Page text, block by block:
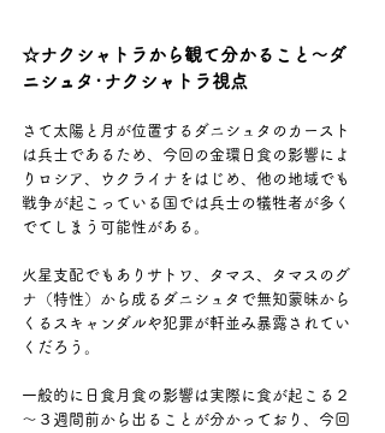
☆ナクシャトラから観て分かること～ダ
ニシュタ･ナクシャトラ視点
さて太陽と月が位置するダニシュタのカースト
は兵士であるため、今回の金環日食の影響によ
りロシア、ウクライナをはじめ、他の地域でも
戦争が起こっている国では兵士の犠牲者が多く
でてしまう可能性がある。
火星支配でもありサトワ、タマス、タマスのグ
ナ（特性）から成るダニシュタで無知蒙昧から
くるスキャンダルや犯罪が軒並み暴露されてい
くだろう。
一般的に日食月食の影響は実際に食が起こる２
～３週間前から出ることが分かっており、今回